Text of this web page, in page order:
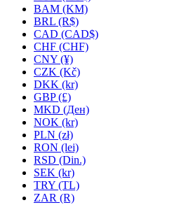
BAM (KM)
BRL (R$)
CAD (CAD$)
CHF (CHF)
CNY (¥)
CZK (Kč)
DKK (kr)
GBP (£)
MKD (Ден)
NOK (kr)
PLN (zł)
RON (lei)
RSD (Din.)
SEK (kr)
TRY (TL)
ZAR (R)